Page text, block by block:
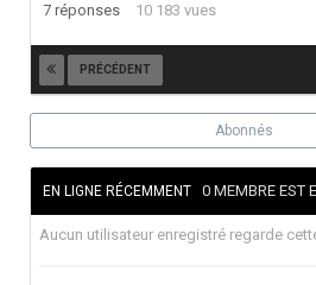
7 réponses 10 183 vues
PRÉCÉDENT
Abonnés
EN LIGNE RÉCEMMENT 0 MEMBRE EST
Aucun utilisateur enregistré regarde